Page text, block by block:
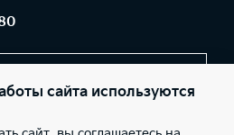
сайта используются